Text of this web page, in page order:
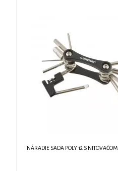
NÁRADIE SADA POLY 12 S NITOVAČOM